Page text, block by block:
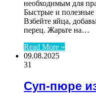
необходимым для
Быстрые и
Взбейте яйца,
перец. Жарьте на…
Read More »
09.08.2025
31
Суп-пюре